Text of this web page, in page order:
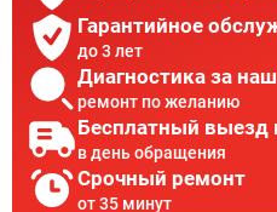
Гарантийное
до 3 лет
Диагностика за
ремонт по желанию
Бесплатный выезд
в день обращения
Срочный ремонт
от 35 минут